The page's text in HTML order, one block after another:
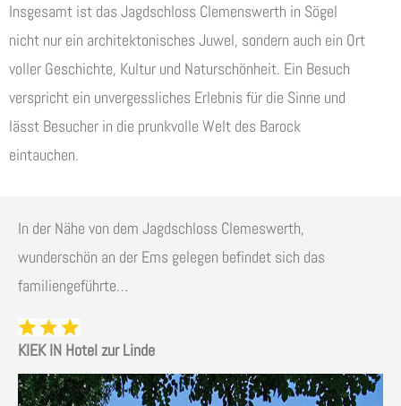
Insgesamt ist das Jagdschloss Clemenswerth in Sögel
nicht nur ein architektonisches Juwel, sondern auch ein Ort
voller Geschichte, Kultur und Naturschönheit. Ein Besuch
verspricht ein unvergessliches Erlebnis für die Sinne und
lässt Besucher in die prunkvolle Welt des Barock
eintauchen.
In der Nähe von dem Jagdschloss Clemeswerth,
wunderschön an der Ems gelegen befindet sich das
familiengeführte…
KIEK IN Hotel zur Linde